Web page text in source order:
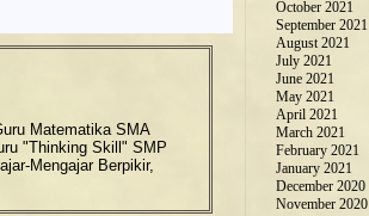
Matematika SMA
"Thinking Skill" SMP
Mengajar Berpikir,
October 2021
September 2021
August 2021
July 2021
June 2021
May 2021
April 2021
March 2021
February 2021
January 2021
December 2020
November 2020